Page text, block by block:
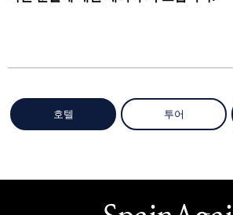
호텔 투어